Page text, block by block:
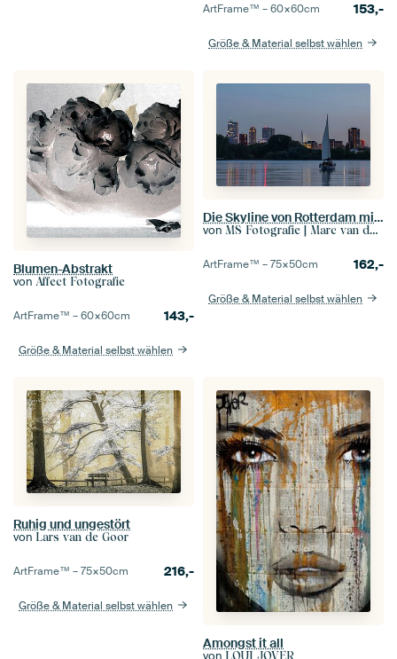
ArtFrame™ –60×60cm 153,-
Größe & Material selbst wählen
Blumen-Abstrakt
von Affect Fotografie
ArtFrame™ –60×60cm 143,-
Größe & Material selbst wählen
Die Skyline von Rotterdam mit Segelboot auf dem Kralingseplas
von MS Fotografie | Marc van der Stelt
ArtFrame™ –75×50cm 162,-
Größe & Material selbst wählen
Ruhig und ungestört
von Lars van de Goor
ArtFrame™ –75×50cm 216,-
Größe & Material selbst wählen
Amongst it all
LOUI JOVER